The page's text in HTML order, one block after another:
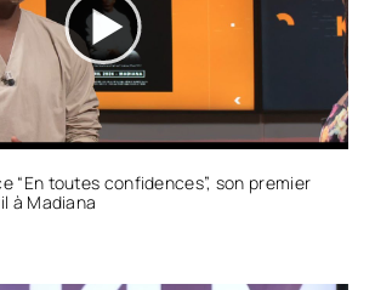
“En toutes confidences”, son premier
à Madiana